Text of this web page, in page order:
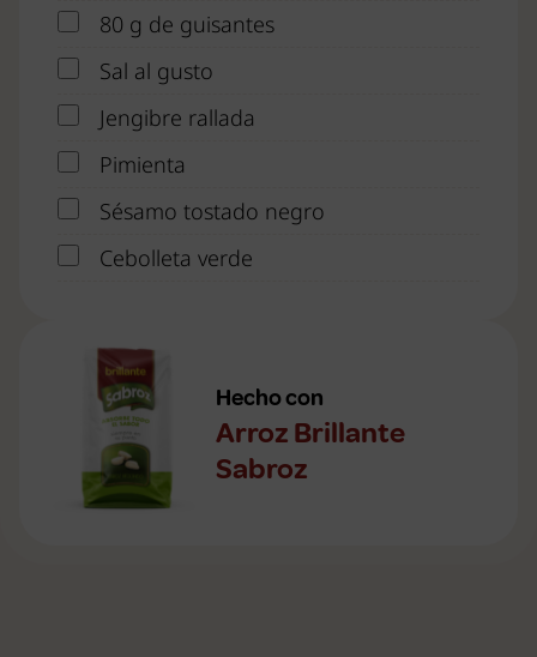
80 g de guisantes
Sal al gusto
Jengibre rallada
Pimienta
Sésamo tostado negro
Cebolleta verde
Hecho con
Arroz Brillante
Sabroz